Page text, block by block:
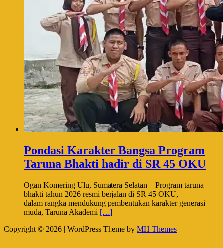
Pondasi Karakter Bangsa Program
Taruna Bhakti hadir di SR 45 OKU
Ogan Komering Ulu, Sumatera Selatan – Program taruna
bhakti tahun 2026 resmi berjalan di SR 45 OKU,
dalam rangka mendukung pembentukan karakter generasi
muda, Taruna Akademi […]
Copyright © 2026 | WordPress Theme by MH Themes